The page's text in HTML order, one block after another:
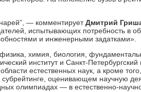
— комментируетДмитрий
испытывающих потребность в
и инженерными задатками».
химия, биология,
институт и Санкт-
естественных наук, а кроме
оценивающем научную
олим­пиа­дах — в естественно-